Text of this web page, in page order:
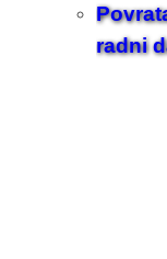
radni